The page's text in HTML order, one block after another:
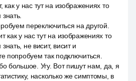
как у нас тут на изображениях то
переключиться на другой.
как у нас тут на изображениях то
не висит, висит и
попробуем так подключиться.
большое. Угу. Вот пишут нам, да, я
насколько же симптомы, в